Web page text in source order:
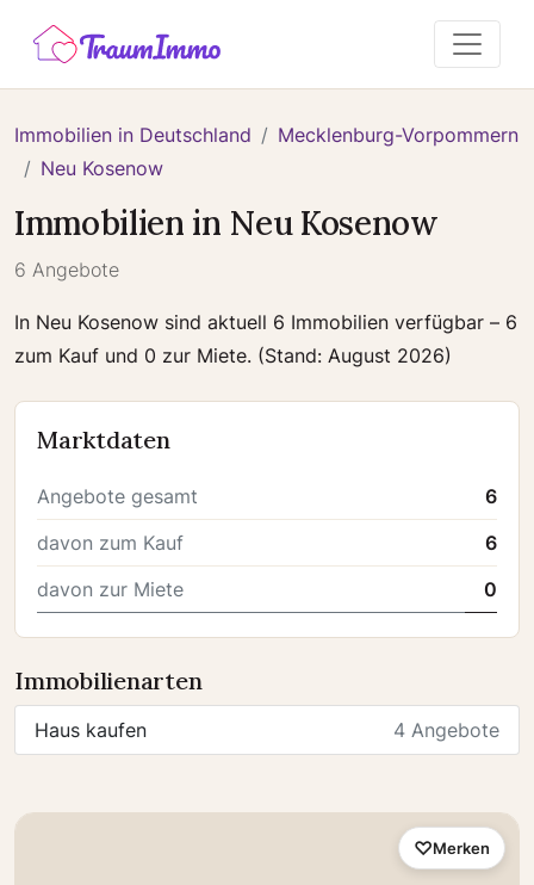
Immobilien in Deutschland
Mecklenburg-Vorpommern
Neu Kosenow
Immobilien in Neu Kosenow
6 Angebote
In Neu Kosenow sind aktuell 6 Immobilien verfügbar – 6
zum Kauf und 0 zur Miete. (Stand: August 2026)
Marktdaten
Angebote gesamt
6
davon zum Kauf
6
davon zur Miete
0
Immobilienarten
Haus kaufen 4 Angebote
Merken